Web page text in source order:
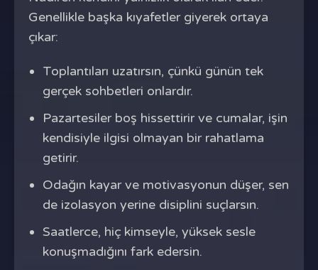
Genellikle başka kıyafetler giyerek ortaya
çıkar:
Toplantıları uzatırsın, çünkü günün tek
gerçek sohbetleri onlardır.
Pazartesiler boş hissettirir ve cumalar, işin
kendisiyle ilgisi olmayan bir rahatlama
getirir.
Odağın kayar ve motivasyonun düşer, sen
de izolasyon yerine disiplini suçlarsın.
Saatlerce, hiç kimseyle, yüksek sesle
konuşmadığını fark edersin.